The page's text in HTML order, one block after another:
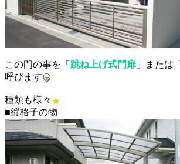
この門の事を「 跳ね上げ式門扉 」または「
呼びます
種類も様々
■縦格子の物